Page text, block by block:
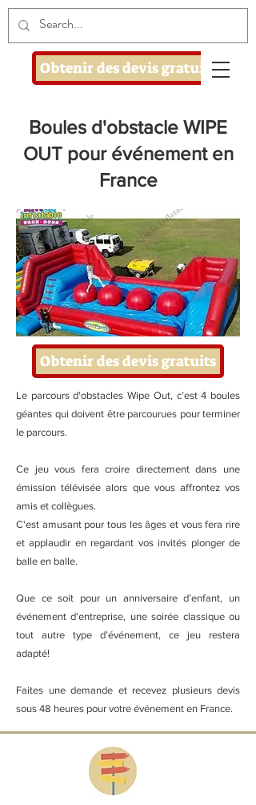
Obtenir des devis gratuits
Boules d'obstacle WIPE
OUT pour événement en
France
Obtenir des devis gratuits
Le parcours d'obstacles Wipe Out, c’est 4 boules
géantes qui doivent être parcourues pour terminer
le parcours.
Ce jeu vous fera croire directement dans une
émission télévisée alors que vous affrontez vos
amis et collègues.
C'est amusant pour tous les âges et vous fera rire
et applaudir en regardant vos invités plonger de
balle en balle.
Que ce soit pour un anniversaire d’enfant, un
événement d’entreprise, une soirée classique ou
tout autre type d’événement, ce jeu restera
adapté!
Faites une demande et recevez plusieurs devis
sous 48 heures pour votre événement en France.